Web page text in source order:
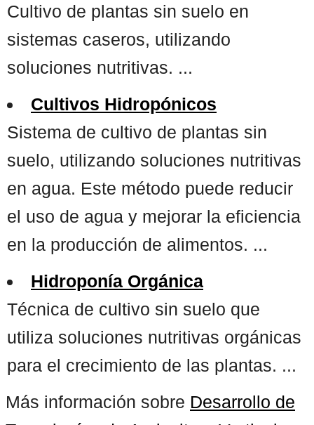
Cultivo de plantas sin suelo en
sistemas caseros, utilizando
soluciones nutritivas. ...
Cultivos Hidropónicos
Sistema de cultivo de plantas sin
suelo, utilizando soluciones nutritivas
en agua. Este método puede reducir
el uso de agua y mejorar la eficiencia
en la producción de alimentos. ...
Hidroponía Orgánica
Técnica de cultivo sin suelo que
utiliza soluciones nutritivas orgánicas
para el crecimiento de las plantas. ...
Más información sobre Desarrollo de